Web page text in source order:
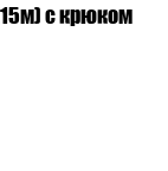
с крюком